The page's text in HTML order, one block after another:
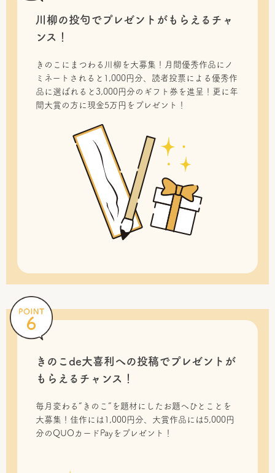
川柳の投句でプレゼントがもらえるチャ
ンス！
きのこにまつわる川柳を大募集！月間優秀作品にノ
ミネートされると1,000円分、読者投票による優秀作
品に選ばれると3,000円分のギフト券を進呈！更に年
間大賞の方に現金5万円をプレゼント！
きのこde大喜利への投稿でプレゼントが
もらえるチャンス！
毎月変わる“きのこ”を題材にしたお題へひとことを
大募集！佳作には1,000円分、大賞作品には5,000円
分のQUOカードPayをプレゼント！